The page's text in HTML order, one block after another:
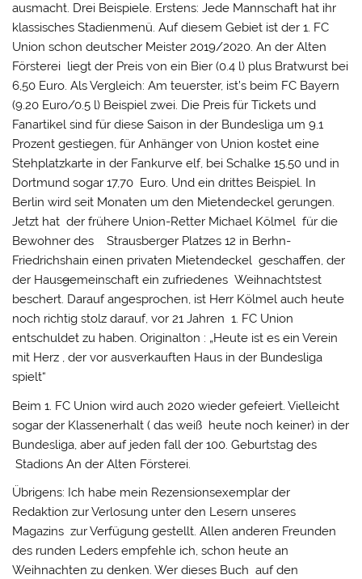
ausmacht. Drei Beispiele. Erstens: Jede Mannschaft hat ihr
klassisches Stadienmenü. Auf diesem Gebiet ist der 1. FC
Union schon deutscher Meister 2019/2020. An der Alten
Försterei liegt der Preis von ein Bier (0.4 l) plus Bratwurst bei
6,50 Euro. Als Vergleich: Am teuerster, ist’s beim FC Bayern
(9.20 Euro/0.5 l) Beispiel zwei. Die Preis für Tickets und
Fanartikel sind für diese Saison in der Bundesliga um 9.1
Prozent gestiegen, für Anhänger von Union kostet eine
Stehplatzkarte in der Fankurve elf, bei Schalke 15.50 und in
Dortmund sogar 17,70 Euro. Und ein drittes Beispiel. In
Berlin wird seit Monaten um den Mietendeckel gerungen.
Jetzt hat der frühere Union-Retter Michael Kölmel für die
Bewohner des Strausberger Platzes 12 in Berhn-
Friedrichshain einen privaten Mietendeckel geschaffen, der
der Hausgemeinschaft ein zufriedenes Weihnachtstest
beschert. Darauf angesprochen, ist Herr Kölmel auch heute
noch richtig stolz darauf, vor 21 Jahren 1. FC Union
entschuldet zu haben. Originalton : „Heute ist es ein Verein
mit Herz , der vor ausverkauften Haus in der Bundesliga
spielt“
Beim 1. FC Union wird auch 2020 wieder gefeiert. Vielleicht
sogar der Klassenerhalt ( das weiß heute noch keiner) in der
Bundesliga, aber auf jeden fall der 100. Geburtstag des
Stadions An der Alten Försterei.
Übrigens: Ich habe mein Rezensionsexemplar der
Redaktion zur Verlosung unter den Lesern unseres
Magazins zur Verfügung gestellt. Allen anderen Freunden
des runden Leders empfehle ich, schon heute an
Weihnachten zu denken. Wer dieses Buch auf den